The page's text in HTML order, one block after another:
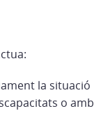
la situació
o amb